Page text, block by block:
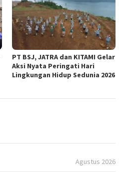
PT BSJ, JATRA dan KITAMI Gelar
Aksi Nyata Peringati Hari
Lingkungan Hidup Sedunia 2026
Agustus 2026